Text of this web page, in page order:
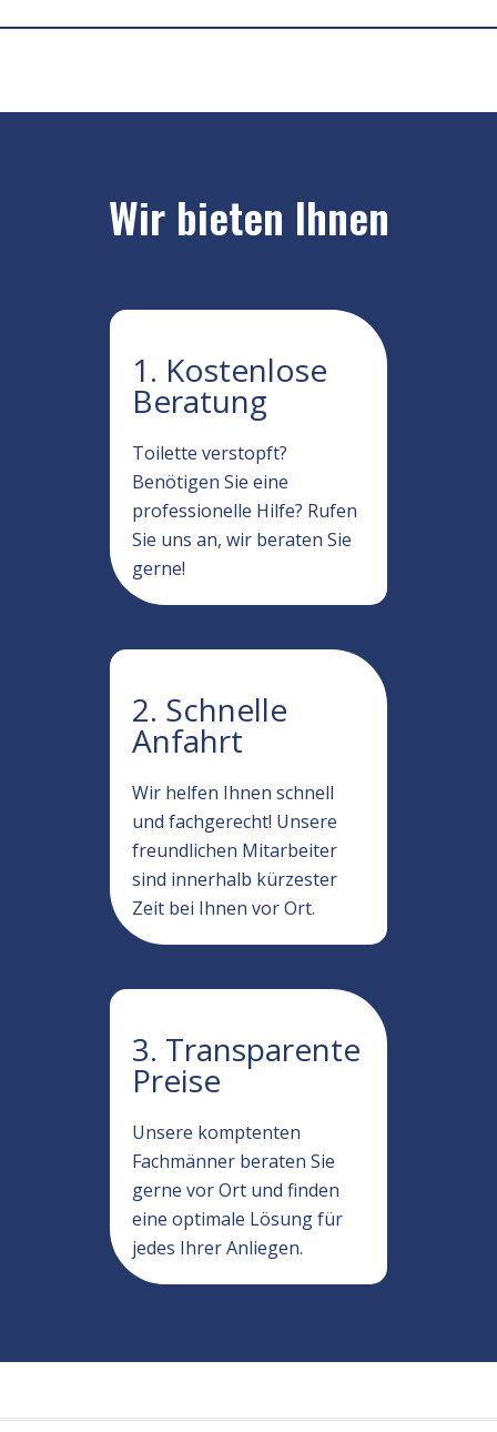
Wir bieten Ihnen
1. Kostenlose
Beratung
Toilette verstopft?
Benötigen Sie eine
professionelle Hilfe? Rufen
Sie uns an, wir beraten Sie
gerne!
2. Schnelle
Anfahrt
Wir helfen Ihnen schnell
und fachgerecht! Unsere
freundlichen Mitarbeiter
sind innerhalb kürzester
Zeit bei Ihnen vor Ort.
3. Transparente
Preise
Unsere komptenten
Fachmänner beraten Sie
gerne vor Ort und finden
eine optimale Lösung für
jedes Ihrer Anliegen.